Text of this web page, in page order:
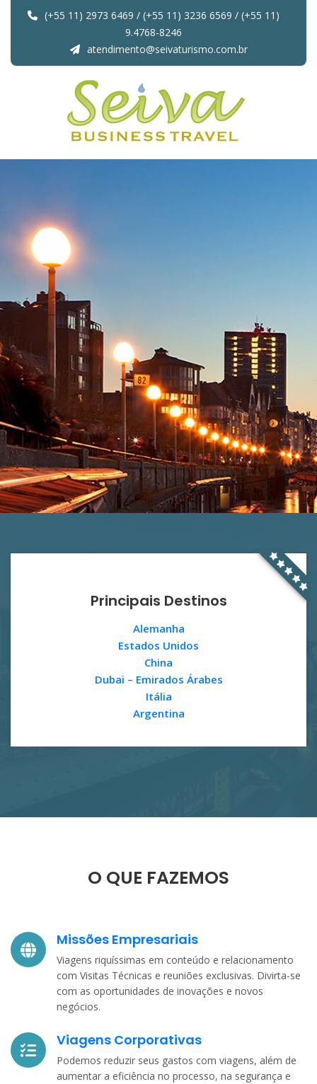
(+55 11) 2973 6469 / (+55 11) 3236 6569 / (+55 11)
9.4768-8246
atendimento@seivaturismo.com.br
K 2025
De 08 à 15 de outubro de 2025
MAIS INFORMAÇÕES
Principais Destinos
Alemanha
Estados Unidos
China
Dubai – Emirados Árabes
Itália
Argentina
O QUE FAZEMOS
Missões Empresariais
Viagens riquíssimas em conteúdo e relacionamento
com Visitas Técnicas e reuniões exclusivas. Divirta-se
com as oportunidades de inovações e novos
negócios.
Viagens Corporativas
Podemos reduzir seus gastos com viagens, além de
aumentar a eficiência no processo, na segurança e